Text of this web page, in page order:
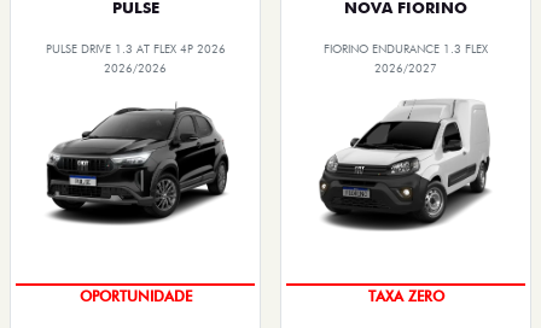
PULSE
PULSE DRIVE 1.3 AT FLEX 4P 2026
2026/2026
OPORTUNIDADE
NOVA FIORINO
FIORINO ENDURANCE 1.3 FLEX
2026/2027
TAXA ZERO